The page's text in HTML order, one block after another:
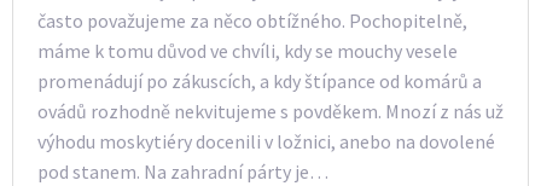
často považujeme za něco obtížného. Pochopitelně,
máme k tomu důvod ve chvíli, kdy se mouchy vesele
promenádují po zákuscích, a kdy štípance od komárů a
ovádů rozhodně nekvitujeme s povděkem. Mnozí z nás už
výhodu moskytiéry docenili v ložnici, anebo na dovolené
pod stanem. Na zahradní párty je…